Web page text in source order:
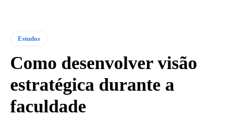
Estudos
Como desenvolver visão
estratégica durante a
faculdade